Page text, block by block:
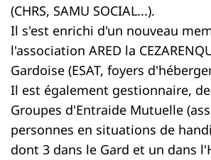
(CHRS, SAMU SOCIAL...).
Il s'est enrichi d'un nouveau
l'association ARED la
Gardoise (ESAT, foyers
Il est également gestionnaire,
Groupes d'Entraide Mutuelle
personnes en situations de
dont 3 dans le Gard et un dans